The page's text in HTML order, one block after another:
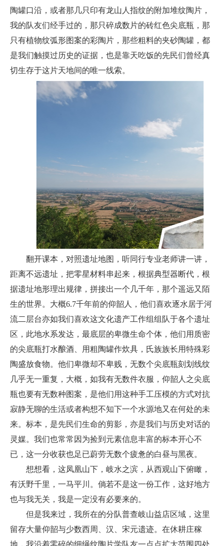
陶罐口沿，或者那几只印有龙山人指纹的附加堆纹陶片，
我的队友们经手过的，那只碎成数片的砖红色尖底瓶，那
只有植物纹弧形图案的彩陶片，那些粗料的夹砂陶罐，都
是我们触摸过历史的证据，也是靠天吃饭的先民们曾经真
切生存于这片天地间的唯一线索。
翻开课本，对照遗址地图，听同行专业老师讲一讲，
距离不远遗址，把零星材料串起来，根据典型器断代，根
据遗址地形理出规律，拼接出一个几千年，那个遥远又陌
生的世界。大概6.7千年前的仰韶人，他们喜欢逐水居于河
流二层台亦如我们喜欢这文化遗产工作组组队于各个遗址
区，此地水系发达，最底层的卑微生命个体，他们用质密
的尖底瓶打水酿酒、用粗陶罐作炊具，氏族族长用特殊彩
陶盛放食物。他们卑微却不卑贱，无数个尖底瓶刻划线纹
几乎无一重复，大概，如我有无数件衣服，仰韶人之尖底
瓶也要有无数种图案，是他们用这种手工压模的方式对抗
寂静无聊的生活或者构想不知下一个水源地又在何处的未
来。标本，是先民们生命的剪影，亦是我们与历史对话的
灵媒。我们也常常因为捡到元素信息丰富的标本开心不
已，这一分收获也足已蔚劳无数个疲惫的白昼与黑夜。
想想看，这凤凰山下，岐水之滨，从西观山下俯瞰，
有沃野千里，一马平川。倘若不是这一份工作，这好地方
也与我无关，我是一定没有必要来的。
但是我来过，我所在的分队普查岐山益店区域，这里
留存大量仰韶与少数西周、汉、宋元遗迹。在休耕庄稼
地，我沿着零碎的细绳纹陶片学队友一点点扩大范围四处